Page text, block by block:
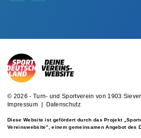
© 2026 - Turn- und Sportverein von 1903
Impressum| Datenschutz
Diese Website ist gefördert durch das Projekt
Vereinswebsite”, einem gemeinsamen Angebot des